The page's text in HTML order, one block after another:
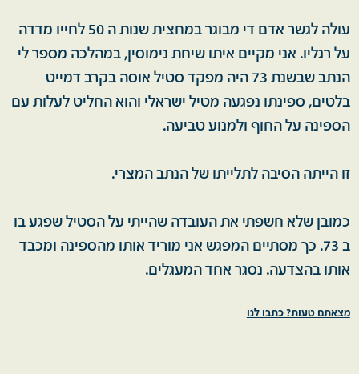
עולה לגשר אדם די מבוגר במחצית שנות ה 50 לחייו מדדה
על רגליו. אני מקיים איתו שיחת נימוסין, במהלכה מספר לי
הנתב שבשנת 73 היה מפקד סטיל אוסה בקרב דמייט
בלטים, ספינתו נפגעה מטיל ישראלי והוא החליט לעלות עם
הספינה על החוף ולמנוע טביעה.
זו הייתה הסיבה לתלייתו של הנתב המצרי.
כמובן שלא חשפתי את העובדה שהייתי על הסטיל שפגע בו
ב 73. כך מסתיים המפגש אני מוריד אותו מהספינה ומכבד
אותו בהצדעה. נסגר אחד המעגלים.
מצאתם טעות? כתבו לנו